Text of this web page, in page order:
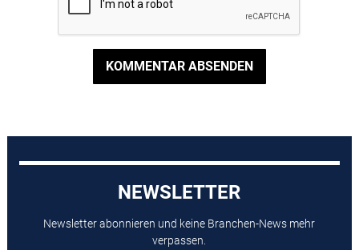
KOMMENTAR ABSENDEN
NEWSLETTER
Newsletter abonnieren und keine Branchen-News mehr
verpassen.